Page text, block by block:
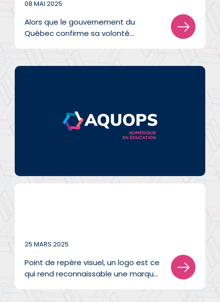
08 MAI 2025
Alors que le gouvernement du
Québec confirme sa volonté
l’automne prochain...
25 MARS 2025
Point de repère visuel, un logo est ce
qui rend reconnaissable une marque